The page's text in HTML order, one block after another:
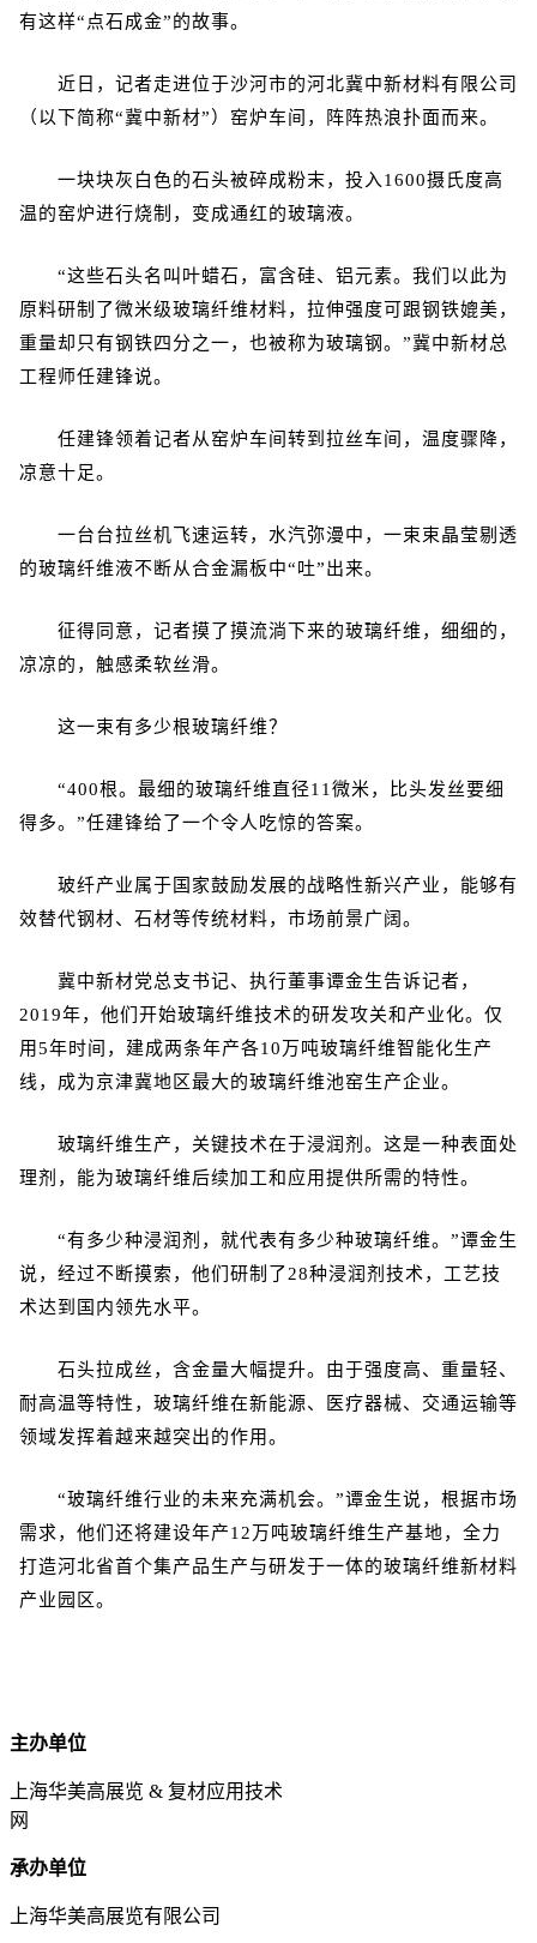
有这样“点石成金”的故事。
近日，记者走进位于沙河市的河北冀中新材料有限公司
（以下简称“冀中新材”）窑炉车间，阵阵热浪扑面而来。
一块块灰白色的石头被碎成粉末，投入1600摄氏度高
温的窑炉进行烧制，变成通红的玻璃液。
“这些石头名叫叶蜡石，富含硅、铝元素。我们以此为
原料研制了微米级玻璃纤维材料，拉伸强度可跟钢铁媲美，
重量却只有钢铁四分之一，也被称为玻璃钢。”冀中新材总
工程师任建锋说。
任建锋领着记者从窑炉车间转到拉丝车间，温度骤降，
凉意十足。
一台台拉丝机飞速运转，水汽弥漫中，一束束晶莹剔透
的玻璃纤维液不断从合金漏板中“吐”出来。
征得同意，记者摸了摸流淌下来的玻璃纤维，细细的，
凉凉的，触感柔软丝滑。
这一束有多少根玻璃纤维？
“400根。最细的玻璃纤维直径11微米，比头发丝要细
得多。”任建锋给了一个令人吃惊的答案。
玻纤产业属于国家鼓励发展的战略性新兴产业，能够有
效替代钢材、石材等传统材料，市场前景广阔。
冀中新材党总支书记、执行董事谭金生告诉记者，
2019年，他们开始玻璃纤维技术的研发攻关和产业化。仅
用5年时间，建成两条年产各10万吨玻璃纤维智能化生产
线，成为京津冀地区最大的玻璃纤维池窑生产企业。
玻璃纤维生产，关键技术在于浸润剂。这是一种表面处
理剂，能为玻璃纤维后续加工和应用提供所需的特性。
“有多少种浸润剂，就代表有多少种玻璃纤维。”谭金生
说，经过不断摸索，他们研制了28种浸润剂技术，工艺技
术达到国内领先水平。
石头拉成丝，含金量大幅提升。由于强度高、重量轻、
耐高温等特性，玻璃纤维在新能源、医疗器械、交通运输等
领域发挥着越来越突出的作用。
“玻璃纤维行业的未来充满机会。”谭金生说，根据市场
需求，他们还将建设年产12万吨玻璃纤维生产基地，全力
打造河北省首个集产品生产与研发于一体的玻璃纤维新材料
产业园区。
主办单位
上海华美高展览 & 复材应用技术
网
承办单位
上海华美高展览有限公司